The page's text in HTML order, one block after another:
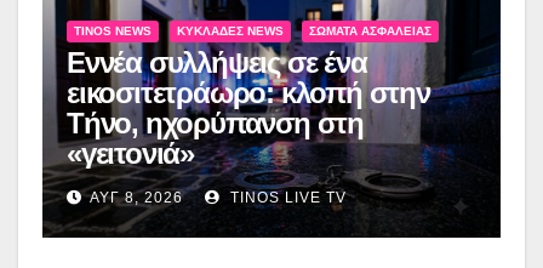
TINOS NEWS ΚΥΚΛΆΔΕΣ NEWS ΣΏΜΑΤΑ ΑΣΦΑΛΕΊΑΣ
Εννέα συλλήψεις σε ένα
εικοσιτετράωρο: κλοπή στην
Τήνο, ηχορύπανση στη
«γειτονιά»
ΑΥΓ 8, 2026 TINOS LIVE TV